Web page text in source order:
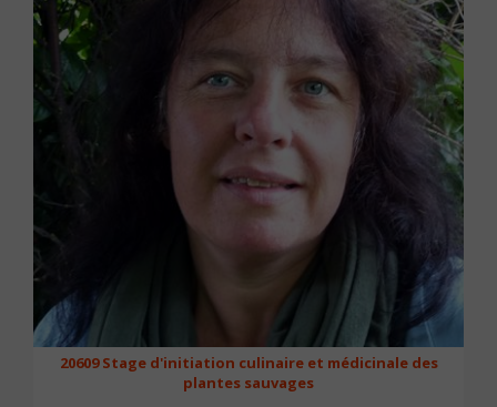
20609 Stage d'initiation culinaire et médicinale des
plantes sauvages